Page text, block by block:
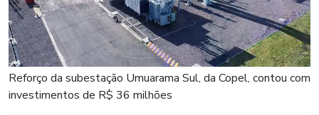
Reforço da subestação Umuarama Sul, da Copel, contou com
investimentos de R$ 36 milhões